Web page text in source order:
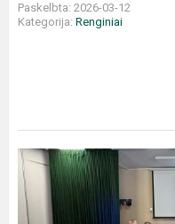
Paskelbta: 2026-03-12
Kategorija: Renginiai
„Graži
mūsų
šeimynėlė“